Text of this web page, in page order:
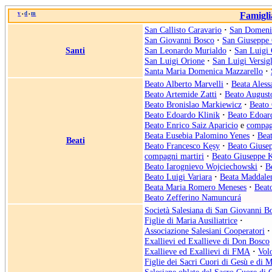
v • d • m
Santi
San Callisto Caravario · San
San Giovanni Bosco · San Giuseppe
San Leonardo Murialdo · San Luigi
San Luigi Orione · San Luigi
Santa Maria Domenica Mazzarello ·
Beati
Beato Alberto Marvelli · Beata
Beato Artemide Zatti · Beato
Beato Bronislao Markiewicz · Beato
Beato Edoardo Klinik · Beato
Beato Enrico Saiz Aparicio e
Beata Eusebia Palomino Yenes ·
Beato Francesco Kęsy · Beato
compagni martiri · Beato Giuseppe
Beato Iarognievo Wojciechowski ·
Beato Luigi Variara · Beata
Beata Maria Romero Meneses ·
Beato Zefferino Namuncurá
Società Salesiana di San Giovanni
Figlie di Maria Ausiliatrice ·
Associazione Salesiani Cooperatori ·
Exallievi ed Exallieve di Don Bosco
Exallieve ed Exallievi di FMA ·
Figlie dei Sacri Cuori di Gesù e di